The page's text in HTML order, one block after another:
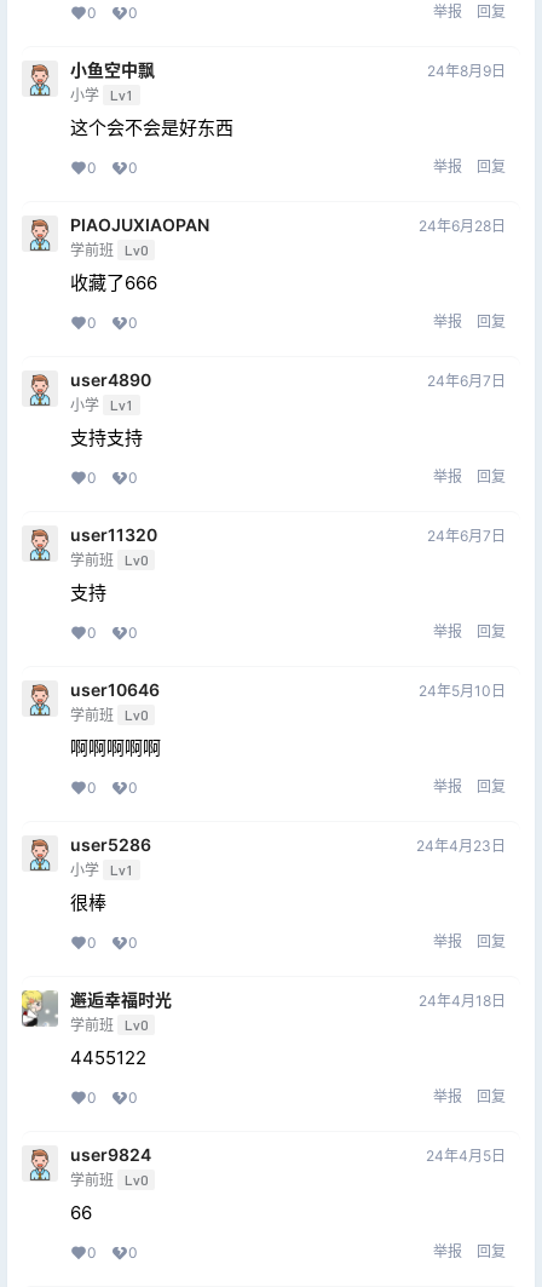
0 0 举报 回复
小鱼空中飘
小学 Lv1
24年8月9日
这个会不会是好东西
0 0 举报 回复
PIAOJUXIAOPAN
学前班 Lv0
24年6月28日
收藏了666
0 0 举报 回复
user4890
小学 Lv1
24年6月7日
支持支持
0 0 举报 回复
user11320
学前班 Lv0
24年6月7日
支持
0 0 举报 回复
user10646
学前班 Lv0
24年5月10日
啊啊啊啊啊
0 0 举报 回复
user5286
小学 Lv1
24年4月23日
很棒
0 0 举报 回复
邂逅幸福时光
学前班 Lv0
24年4月18日
4455122
0 0 举报 回复
user9824
学前班 Lv0
24年4月5日
66
0 0 举报 回复